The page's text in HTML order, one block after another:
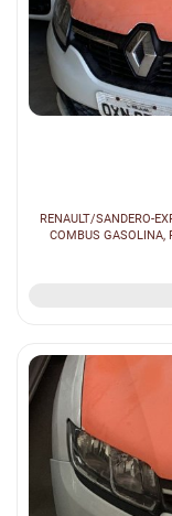
RENAULT/SANDERO-
COMBUS GASOLINA,